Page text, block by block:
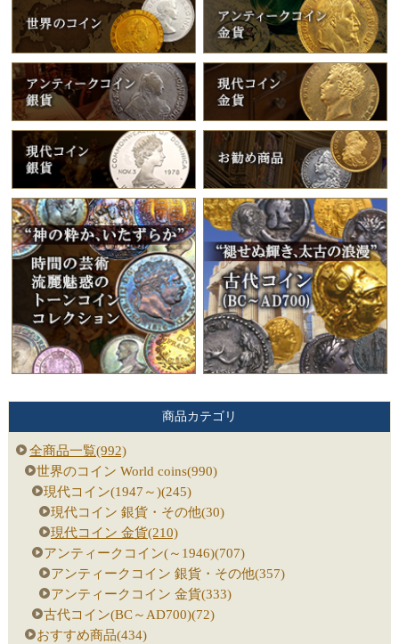
商品カテゴリ
全商品一覧(992)
世界のコイン World coins(990)
現代コイン(1947～)(245)
現代コイン 銀貨・その他(30)
現代コイン 金貨(210)
アンティークコイン(～1946)(707)
アンティークコイン 銀貨・その他(357)
アンティークコイン 金貨(333)
古代コイン(BC～AD700)(72)
おすすめ商品(434)